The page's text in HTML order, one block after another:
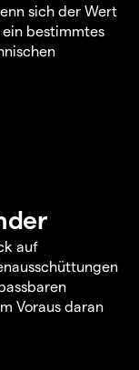
sich der Wert
bestimmtes
auf
Voraus daran